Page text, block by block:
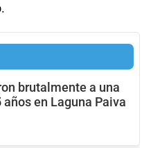
brutalmente a una
años en Laguna Paiva